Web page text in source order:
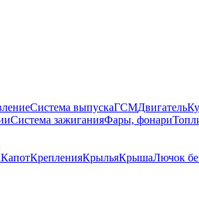
Система выпускаГСМДвигатель
Система зажиганияФары, фонари
КапотКрепленияКрыльяКрышаЛючок